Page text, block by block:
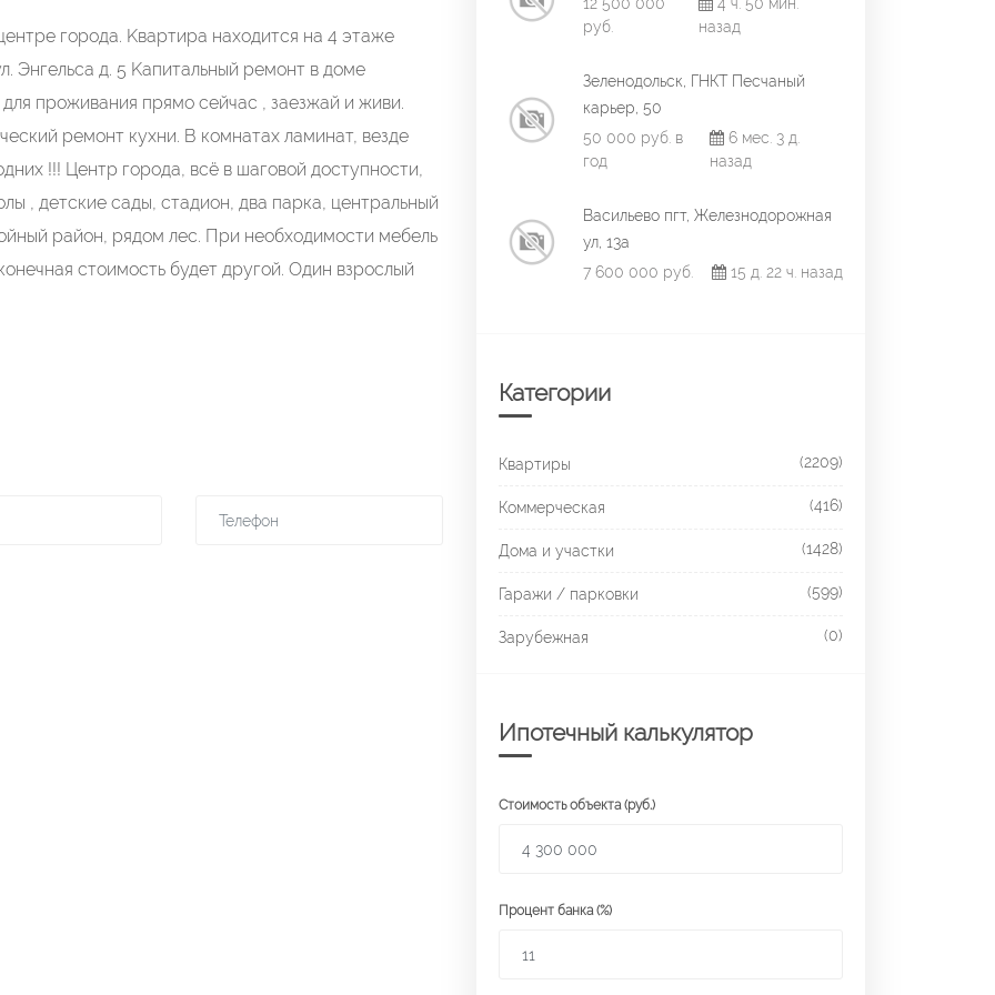
горoдa. Kвaртиpa нaxoдитcя нa 4 этаже
Энгельсa д. 5 Kапитaльный pемонт в доме
проживaния пpямо сейчaс , зaeзжай и живи.
ремонт кухни. В комнатах ламинат, везде
!!! Центр города, всё в шаговой доступности,
, детские сады, стадион, два парка, центральный
район, рядом лес. При необходимости мебель
стоимость будет другой. Один взрослый
руб.
назад
Зеленодольск, ГНКТ Песчаный
карьер, 50
50 000 руб. в
год
6 мес. 3 д.
назад
Васильево пгт, Железнодорожная
ул, 13а
7 600 000 руб.
15 д. 22 ч. назад
Категории
Квартиры (2209)
Коммерческая (416)
Дома и участки (1428)
Гаражи / парковки (599)
Зарубежная (0)
Ипотечный калькулятор
Стоимость объекта (руб.)
Процент банка (%)